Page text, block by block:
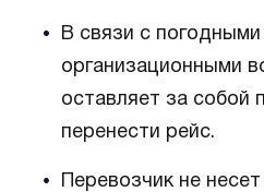
В связи с
организационными
оставляет за собой
перенести рейс.
Перевозчик не